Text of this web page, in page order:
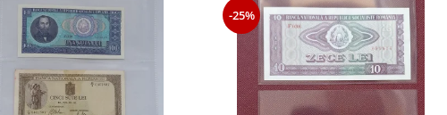
-25%